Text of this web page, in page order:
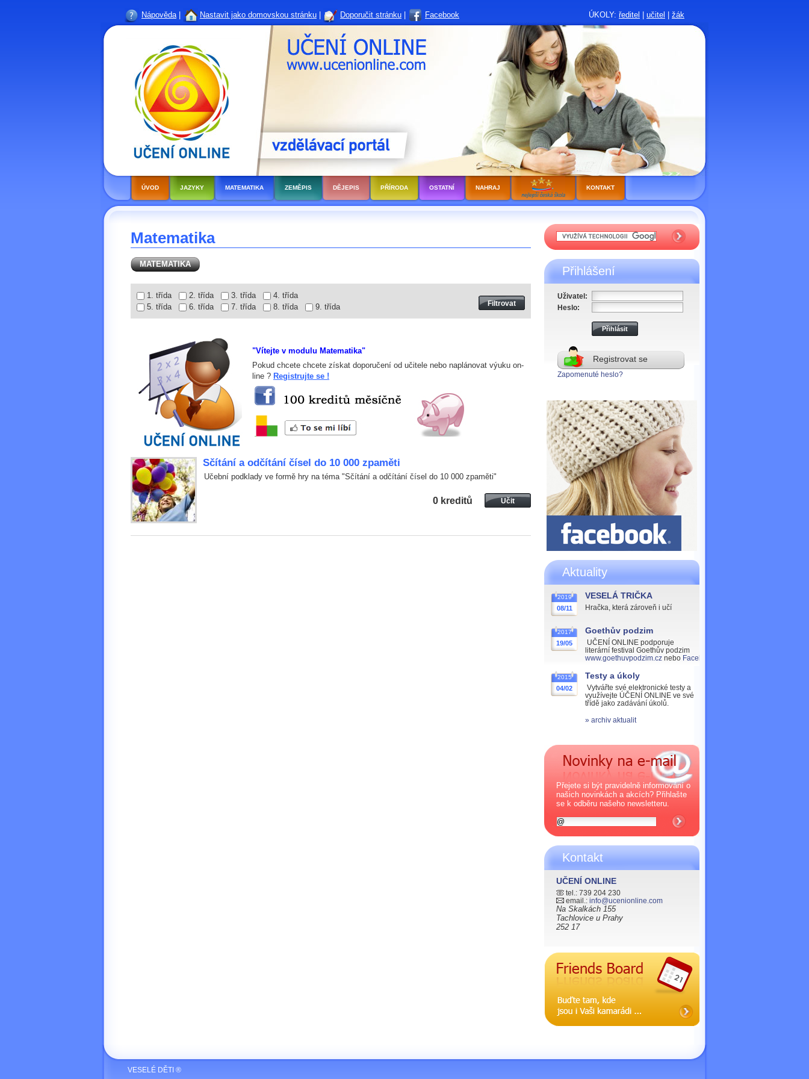
Nápověda| Nastavit jako domovskou stránku Doporučit stránku Facebook ÚKOLY: ředitel učitel žák
ÚVOD JAZYKY MATEMATIKA ZEMĚPIS DĚJEPIS PŘÍRODA OSTATNÍ NAHRAJ KONTAKT
Matematika
MATEMATIKA
1. třída 2. třída 3. třída
4. třída
5. třída
6. třída 7. třída 8. třída 9. třída
"Vítejte v modulu Matematika"
Pokud chcete chcete získat doporučení od učitele nebo naplánovat výuku on-
line ? Registrujte se !
Sčítání a odčítání čísel do 10 000 zpaměti
Učební podklady ve formě hry na téma "Sčítání a odčítání čísel do 10 000 zpaměti"
0 kreditů
Přihlášení
Uživatel:
Heslo:
Registrovat se
Zapomenuté heslo?
Aktuality
2019
08/11
VESELÁ TRIČKA
Hračka, která zároveň i učí
2017
19/05
Goethův podzim
UČENÍ ONLINE podporuje
literární festival Goethův podzim
www.goethuvpodzim.cz nebo Facebook
2015
04/02
Testy a úkoly
Vytvářte své elektronické testy a
využívejte ÚČENÍ ONLINE ve své
třídě jako zadávání úkolů.
» archiv aktualit
Přejete si být pravidelně informování o
našich novinkách a akcích? Přihlašte
se k odběru našeho newsletteru.
Kontakt
UČENÍ ONLINE
tel.: 739 204 230
email.: info@ucenionline.com
Na Skalkách 155
Tachlovice u Prahy
252 17
VESELÉ DĚTI ®